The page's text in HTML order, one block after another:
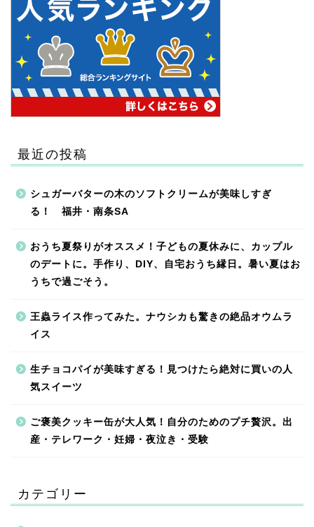
最近の投稿
シュガーバターの木のソフトクリームが美味しすぎ
る！ 福井・南条SA
おうち夏祭りがオススメ！子どもの夏休みに、カップル
のデートに。手作り、DIY、自宅おうち縁日。暑い夏はお
うちで過ごそう。
王蟲ライス作ってみた。ナウシカも驚きの絶品オウムラ
イス
生チョコパイが美味すぎる！見つけたら絶対に買いの人
気スイーツ
ご褒美クッキー缶が大人気！自分のためのプチ贅沢。出
産・テレワーク・妊婦・夜泣き・受験
カテゴリー